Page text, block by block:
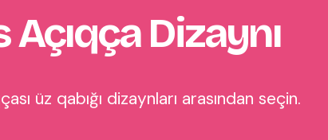
Dizaynı
üz qabığı dizaynları arasından seçin.